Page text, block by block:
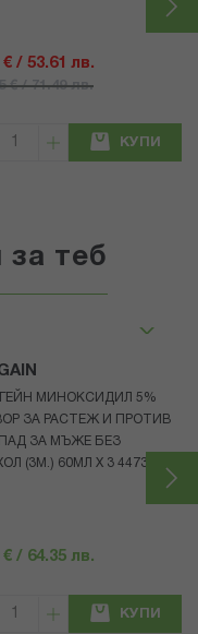
€ / 53.61 лв.
€ / 71.49 лв.
КУПИ
за теб
МИНОКСИДИЛ 5%
ЗА РАСТЕЖ И ПРОТИВ
ЗА МЪЖЕ БЕЗ
(3М.) 60МЛ X 3 4473
€ / 64.35 лв.
КУПИ